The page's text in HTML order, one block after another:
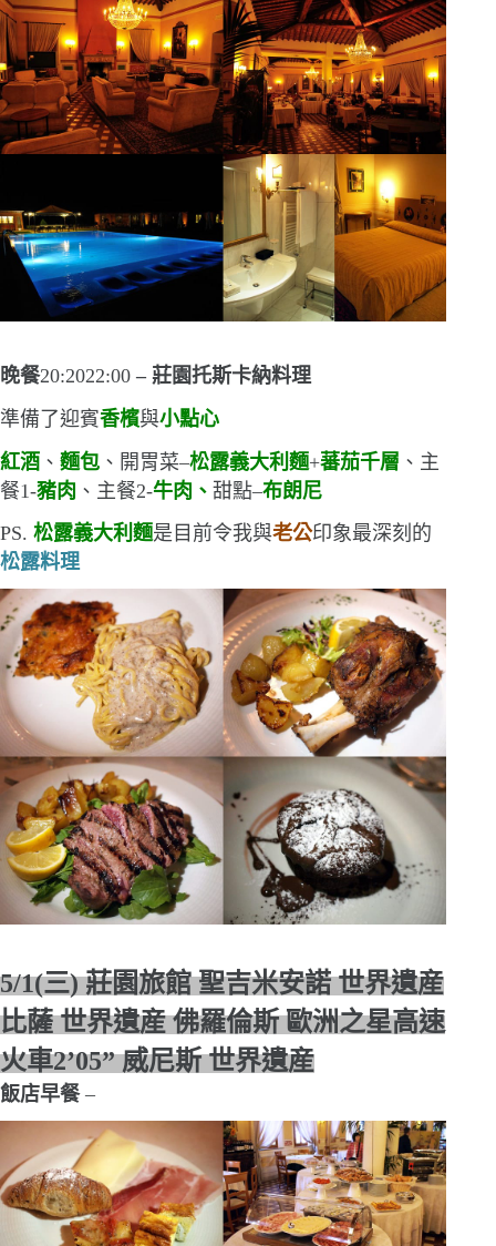
晚餐20:2022:00– 莊園托斯卡納料理
準備了迎賓香檳與小點心
紅酒 、 麵包 、開胃菜–松露義大利麵+蕃茄千層 、主
餐1-豬肉 、主餐2-牛肉、 甜點–布朗尼
PS. 松露義大利麵是目前令我與老公印象最深刻的
松露料理
5/1(三) 莊園旅館 聖吉米安諾 世界遺産
比薩 世界遺産 佛羅倫斯 歐洲之星高速
火車2’05” 威尼斯 世界遺産
飯店早餐–